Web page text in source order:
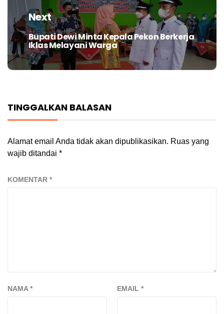
Next
Next
post:
Bupati Dewi Minta Kepala Pekon Berkerja
Iklas Melayani Warga
TINGGALKAN BALASAN
Alamat email Anda tidak akan dipublikasikan. Ruas yang
wajib ditandai *
KOMENTAR *
NAMA* EMAIL *